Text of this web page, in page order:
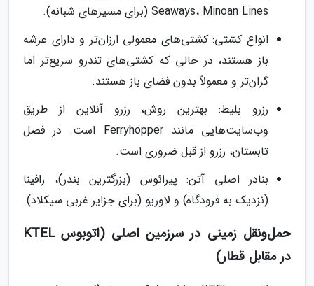
Seaways، Minoan Lines (برای مسیرهای شبانه).
انواع کشتی: کشتی‌های معمولی ارزان‌تر و دارای عرشه
باز هستند، در حالی که کشتی‌های تندرو سریع‌تر اما
گران‌تر و معمولاً بدون فضای باز هستند.
رزرو بلیط: بهترین روش، رزرو آنلاین از طریق
وب‌سایت‌هایی مانند Ferryhopper است. در فصل
تابستان، رزرو از قبل ضروری است.
بنادر اصلی آتن: پیرائوس (بزرگترین بندر)، رافینا
(نزدیک به فرودگاه) و لاوریو (برای جزایر غربی سیکلاد).
حمل‌ونقل زمینی در سرزمین اصلی (اتوبوس KTEL
در مقابل قطار)